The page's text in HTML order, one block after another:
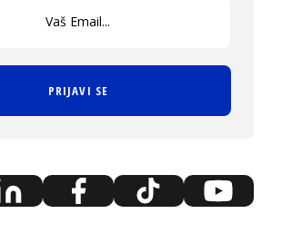
PRIJAVI SE